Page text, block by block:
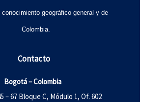
geográfico general y de
Colombia.
Contacto
Bogotá – Colombia
– 67 Bloque C, Módulo 1, Of. 602